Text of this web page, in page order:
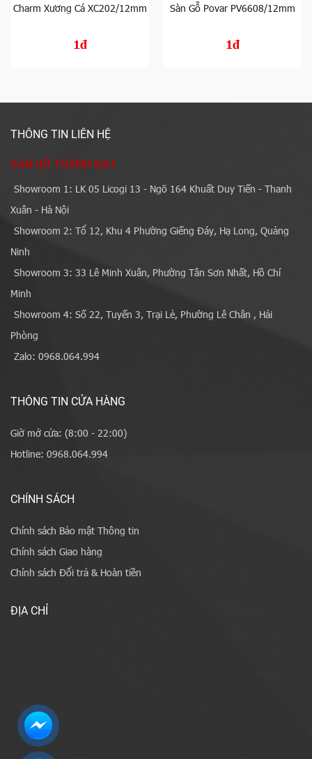
Charm Xương Cá XC202/12mm
1đ
Sàn Gỗ Povar PV6608/12mm
1đ
THÔNG TIN LIÊN HỆ
SÀN GỖ THÀNH ĐẠT
Showroom 1: LK 05 Licogi 13 - Ngõ 164 Khuất Duy Tiến - Thanh
Xuân - Hà Nội
Showroom 2: Tổ 12, Khu 4 Phường Giếng Đáy, Hạ Long, Quảng
Ninh
Showroom 3: 33 Lê Minh Xuân, Phường Tân Sơn Nhất, Hồ Chí
Minh
Showroom 4: Số 22, Tuyến 3, Trại Lẻ, Phường Lê Chân , Hải
Phòng
Zalo: 0968.064.994
THÔNG TIN CỬA HÀNG
Giờ mở cửa: (8:00 - 22:00)
Hotline: 0968.064.994
CHÍNH SÁCH
Chính sách Bảo mật Thông tin
Chính sách Giao hàng
Chính sách Đổi trả & Hoàn tiền
ĐỊA CHỈ